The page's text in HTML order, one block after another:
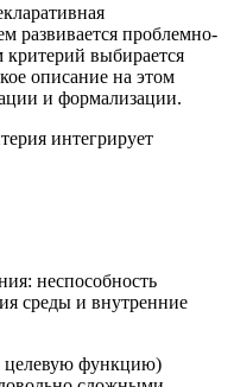
развивается проблемно-
выбирается
описание на этом
и формализации.
интегрирует
неспособность
среды и внутренние
целевую функцию)